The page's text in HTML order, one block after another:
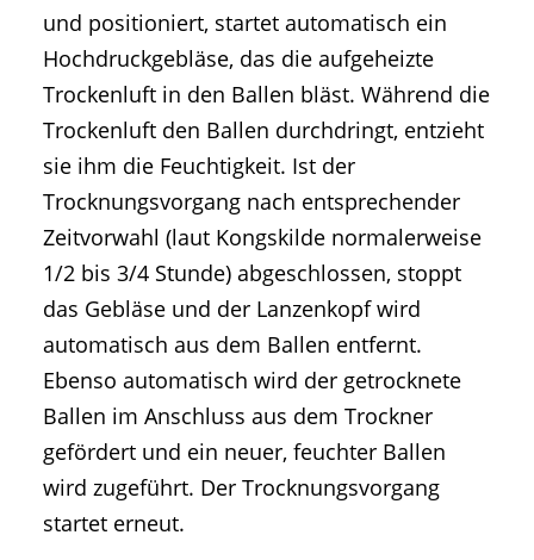
und positioniert, startet automatisch ein
Hochdruckgebläse, das die aufgeheizte
Trockenluft in den Ballen bläst. Während die
Trockenluft den Ballen durchdringt, entzieht
sie ihm die Feuchtigkeit. Ist der
Trocknungsvorgang nach entsprechender
Zeitvorwahl (laut Kongskilde normalerweise
1/2 bis 3/4 Stunde) abgeschlossen, stoppt
das Gebläse und der Lanzenkopf wird
automatisch aus dem Ballen entfernt.
Ebenso automatisch wird der getrocknete
Ballen im Anschluss aus dem Trockner
gefördert und ein neuer, feuchter Ballen
wird zugeführt. Der Trocknungsvorgang
startet erneut.